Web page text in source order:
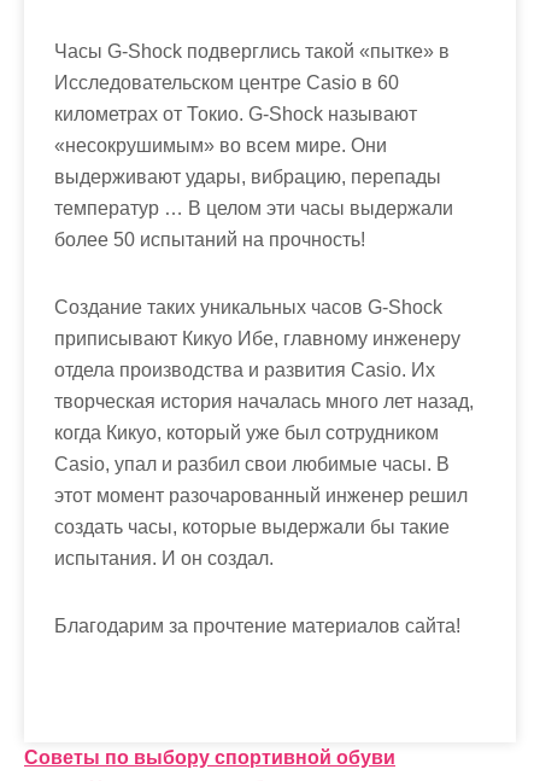
Часы G-Shock подверглись такой «пытке» в
Исследовательском центре Casio в 60
километрах от Токио. G-Shock называют
«несокрушимым» во всем мире. Они
выдерживают удары, вибрацию, перепады
температур … В целом эти часы выдержали
более 50 испытаний на прочность!
Создание таких уникальных часов G-Shock
приписывают Кикуо Ибе, главному инженеру
отдела производства и развития Casio. Их
творческая история началась много лет назад,
когда Кикуо, который уже был сотрудником
Casio, упал и разбил свои любимые часы. В
этот момент разочарованный инженер решил
создать часы, которые выдержали бы такие
испытания. И он создал.
Благодарим за прочтение материалов сайта!
Н
Советы по выбору спортивной обуви